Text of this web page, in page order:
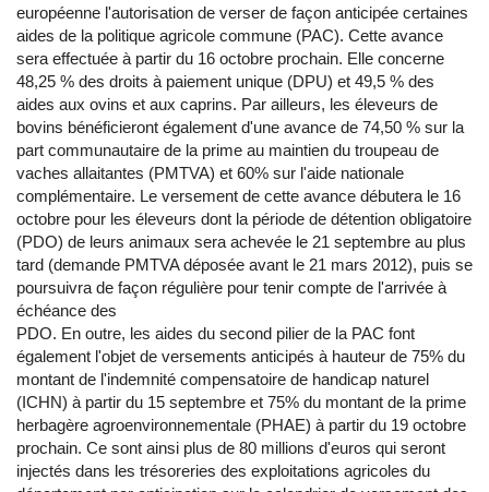
européenne l'autorisation de verser de façon anticipée certaines
aides de la politique agricole commune (PAC). Cette avance
sera effectuée à partir du 16 octobre prochain. Elle concerne
48,25 % des droits à paiement unique (DPU) et 49,5 % des
aides aux ovins et aux caprins. Par ailleurs, les éleveurs de
bovins bénéficieront également d'une avance de 74,50 % sur la
part communautaire de la prime au maintien du troupeau de
vaches allaitantes (PMTVA) et 60% sur l'aide nationale
complémentaire. Le versement de cette avance débutera le 16
octobre pour les éleveurs dont la période de détention obligatoire
(PDO) de leurs animaux sera achevée le 21 septembre au plus
tard (demande PMTVA déposée avant le 21 mars 2012), puis se
poursuivra de façon régulière pour tenir compte de l'arrivée à
échéance des
PDO. En outre, les aides du second pilier de la PAC font
également l'objet de versements anticipés à hauteur de 75% du
montant de l'indemnité compensatoire de handicap naturel
(ICHN) à partir du 15 septembre et 75% du montant de la prime
herbagère agroenvironnementale (PHAE) à partir du 19 octobre
prochain. Ce sont ainsi plus de 80 millions d'euros qui seront
injectés dans les trésoreries des exploitations agricoles du